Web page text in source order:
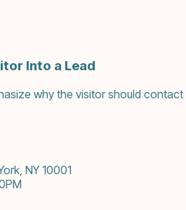
Into a Lead
why the visitor should contact
NY 10001